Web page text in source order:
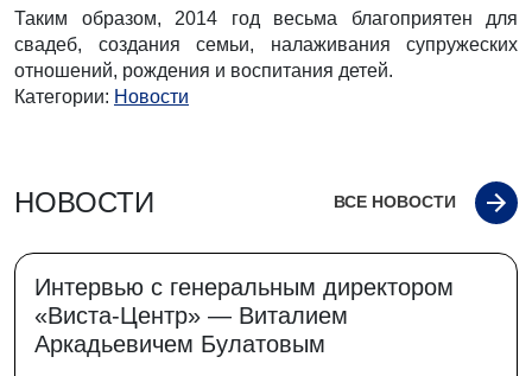
Таким образом, 2014 год весьма благоприятен для
свадеб, создания семьи, налаживания супружеских
отношений, рождения и воспитания детей.
Категории: Новости
НОВОСТИ ВСЕ НОВОСТИ
Интервью с генеральным директором
«Виста-Центр» — Виталием
Аркадьевичем Булатовым